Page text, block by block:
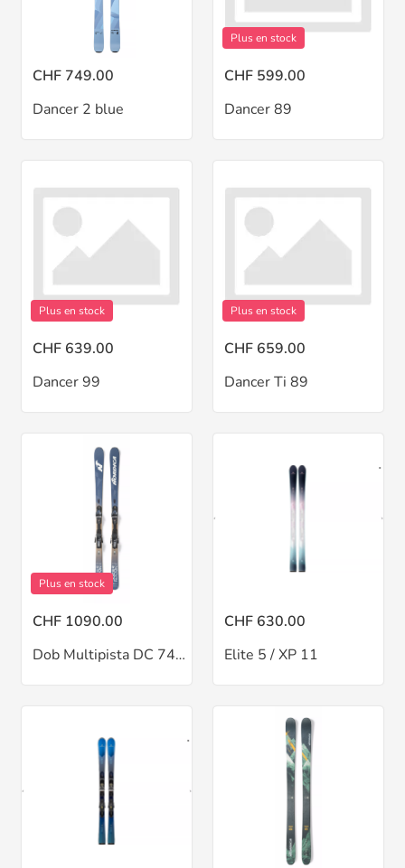
CHF 749.00
Dancer 2 blue
Plus en stock
CHF 599.00
Dancer 89
Plus en stock
CHF 639.00
Dancer 99
Plus en stock
CHF 659.00
Dancer Ti 89
Plus en stock
CHF 1090.00
Dob Multipista DC 74 / griff
CHF 630.00
Elite 5 / XP 11